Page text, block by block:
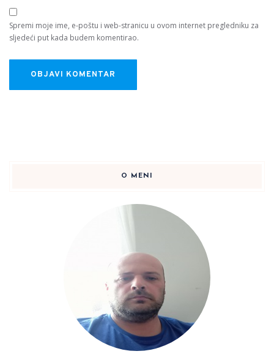
Spremi moje ime, e-poštu i web-stranicu u ovom internet pregledniku za
sljedeći put kada budem komentirao.
O MENI